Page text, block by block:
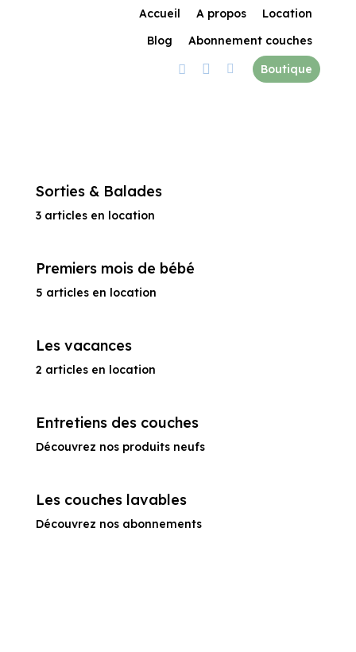
Accueil A propos
Location
Blog
Abonnement couches
   Boutique
Sorties & Balades
3 articles en location
Premiers mois de bébé
5 articles en location
Les vacances
2 articles en location
Entretiens des couches
Découvrez nos produits neufs
Les couches lavables
Découvrez nos abonnements